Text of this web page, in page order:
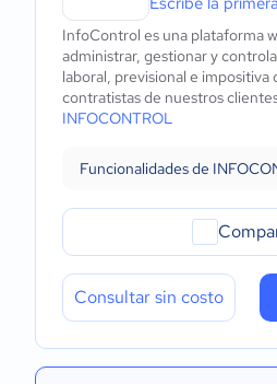
InfoControl es una plataforma
administrar, gestionar y
laboral, previsional e impositiva
contratistas de nuestros
INFOCONTROL
Funcionalidades de
Consultar sin costo